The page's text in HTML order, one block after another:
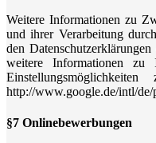
Weitere Informationen zu
und ihrer Verarbeitung
den
weitere Informationen zu
http://www.google.de/intl/
§7 Onlinebewerbungen